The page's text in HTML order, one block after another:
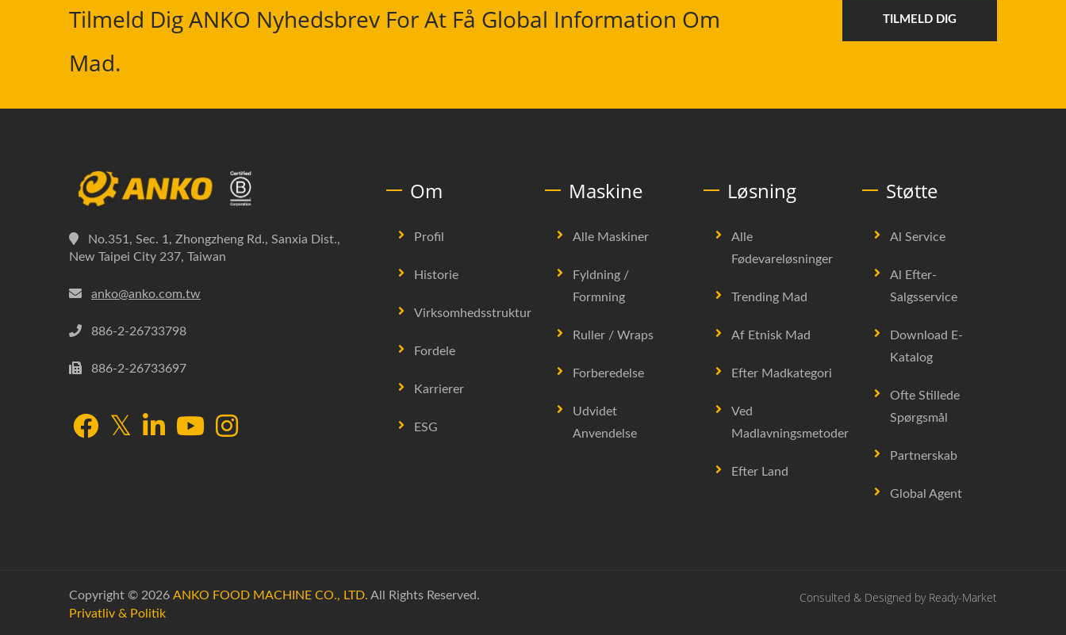
Tilmeld Dig ANKO Nyhedsbrev For At Få Global Information Om
Mad.
TILMELD DIG
No.351, Sec. 1, Zhongzheng Rd., Sanxia Dist.,
New Taipei City 237, Taiwan
anko@anko.com.tw
886-2-26733798
886-2-26733697
Om
Profil
Historie
Virksomhedsstruktur
Fordele
Karrierer
ESG
Maskine
Alle Maskiner
Fyldning /
Formning
Ruller / Wraps
Forberedelse
Udvidet
Anvendelse
Løsning
Alle
Fødevareløsninger
Trending Mad
Af Etnisk Mad
Efter Madkategori
Ved
Madlavningsmetoder
Efter Land
Støtte
Al Service
Al Efter-
Salgsservice
Download E-
Katalog
Ofte Stillede
Spørgsmål
Partnerskab
Global Agent
Copyright © 2026 ANKO FOOD MACHINE CO., LTD. All Rights Reserved.
Privatliv & Politik
Consulted & Designed by Ready-Market